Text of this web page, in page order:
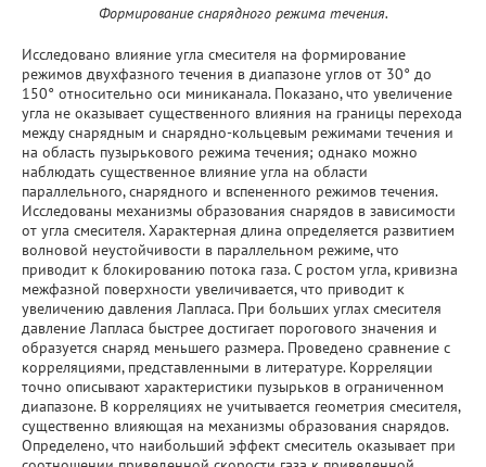
Формирование снарядного режима течения.
Исследовано влияние угла смесителя на формирование
режимов двухфазного течения в диапазоне углов от 30° до
150° относительно оси миниканала. Показано, что увеличение
угла не оказывает существенного влияния на границы перехода
между снарядным и снарядно-кольцевым режимами течения и
на область пузырькового режима течения; однако можно
наблюдать существенное влияние угла на области
параллельного, снарядного и вспененного режимов течения.
Исследованы механизмы образования снарядов в зависимости
от угла смесителя. Характерная длина определяется развитием
волновой неустойчивости в параллельном режиме, что
приводит к блокированию потока газа. С ростом угла, кривизна
межфазной поверхности увеличивается, что приводит к
увеличению давления Лапласа. При больших углах смесителя
давление Лапласа быстрее достигает порогового значения и
образуется снаряд меньшего размера. Проведено сравнение с
корреляциями, представленными в литературе. Корреляции
точно описывают характеристики пузырьков в ограниченном
диапазоне. В корреляциях не учитывается геометрия смесителя,
существенно влияющая на механизмы образования снарядов.
Определено, что наибольший эффект смеситель оказывает при